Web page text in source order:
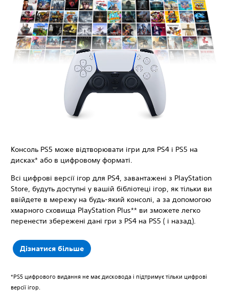
Консоль PS5 може відтворювати ігри для PS4 і PS5 на
дисках* або в цифровому форматі.
Всі цифрові версії ігор для PS4, завантажені з PlayStation
Store, будуть доступні у вашій бібліотеці ігор, як тільки ви
ввійдете в мережу на будь-який консолі, а за допомогою
хмарного сховища PlayStation Plus** ви зможете легко
перенести збережені дані гри з PS4 на PS5 ( і назад).
Дізнатися більше
*PS5 цифрового видання не має дисковода і підтримує тільки цифрові
версії ігор.